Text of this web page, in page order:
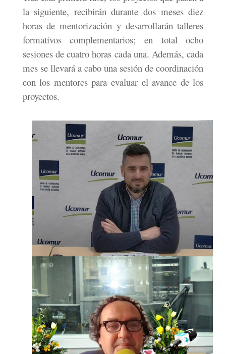
la siguiente, recibirán durante dos meses diez
horas de mentorización y desarrollarán talleres
formativos complementarios; en total ocho
sesiones de cuatro horas cada una. Además, cada
mes se llevará a cabo una sesión de coordinación
con los mentores para evaluar el avance de los
proyectos.